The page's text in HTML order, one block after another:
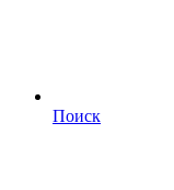
Поиск